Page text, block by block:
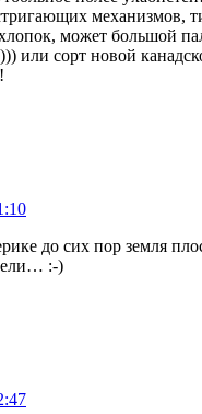
механизмов,
может большой
или сорт новой
до сих пор земля
:-)